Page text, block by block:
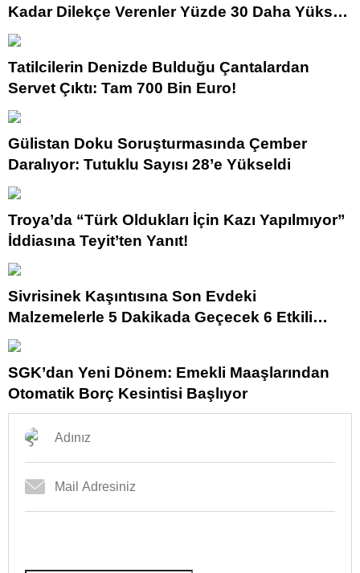
Kadar Dilekçe Verenler Yüzde 30 Daha Yüksek
Maaş Alacak!
Tatilcilerin Denizde Bulduğu Çantalardan
Servet Çıktı: Tam 700 Bin Euro!
Gülistan Doku Soruşturmasında Çember
Daralıyor: Tutuklu Sayısı 28’e Yükseldi
Troya’da “Türk Oldukları İçin Kazı Yapılmıyor”
İddiasına Teyit’ten Yanıt!
Sivrisinek Kaşıntısına Son Evdeki
Malzemelerle 5 Dakikada Geçecek 6 Etkili
Çözüm
SGK’dan Yeni Dönem: Emekli Maaşlarından
Otomatik Borç Kesintisi Başlıyor